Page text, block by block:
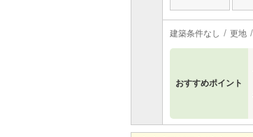
建築条件なし 更地
おすすめポイント